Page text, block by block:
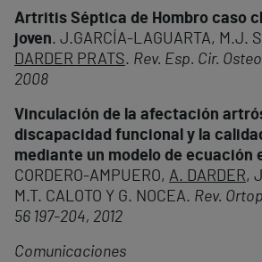
Artritis Séptica de Hombro caso
joven. J.GARCÍA-LAGUARTA, M.J.
DARDER PRATS. Rev. Esp. Cir.
2008
Vinculación de la afectación
discapacidad funcional y la
mediante un modelo de ecuación
CORDERO-AMPUERO, A. DARDER,
M.T. CALOTO Y G. NOCEA. Rev.
56 197-204, 2012
Comunicaciones